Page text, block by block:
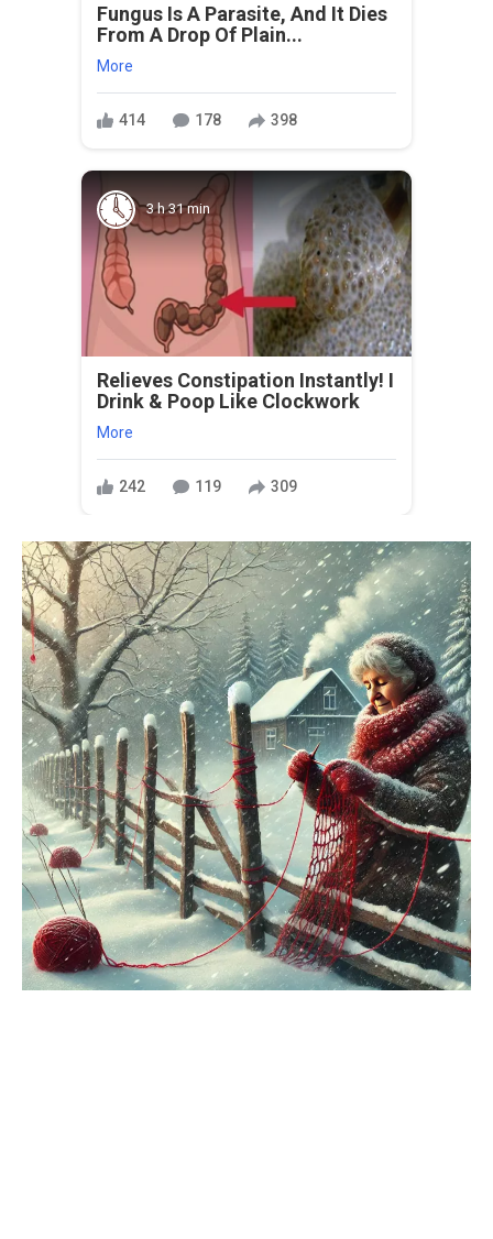
Fungus Is A Parasite, And It Dies
From A Drop Of Plain...
More
414 178 398
3 h 31 min
Relieves Constipation Instantly! I
Drink & Poop Like Clockwork
More
242 119 309